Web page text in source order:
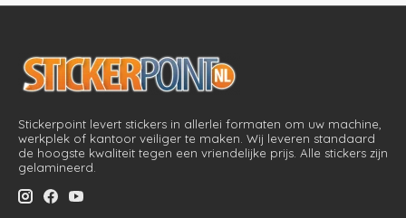
Stickerpoint levert stickers in allerlei formaten om uw machine,
werkplek of kantoor veiliger te maken. Wij leveren standaard
de hoogste kwaliteit tegen een vriendelijke prijs. Alle stickers zijn
gelamineerd.